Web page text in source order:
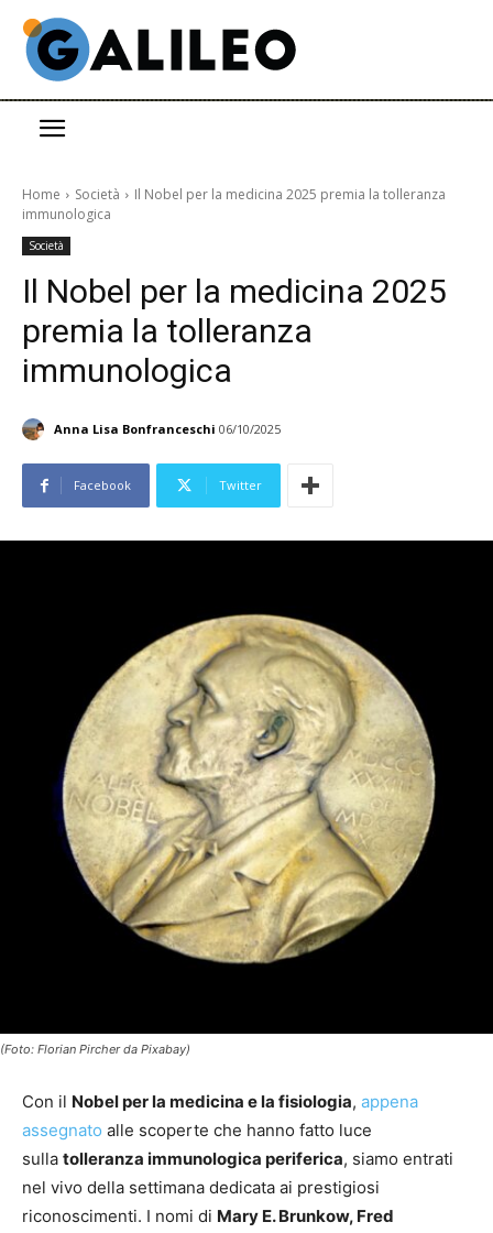
Home Società
Il Nobel per la medicina 2025 premia la tolleranza
immunologica
Società
Il Nobel per la medicina 2025
premia la tolleranza
immunologica
Anna Lisa Bonfranceschi 06/10/2025
Facebook Twitter
(Foto: Florian Pircher da Pixabay)
Con il Nobel per la medicina e la fisiologia, appena
assegnato alle scoperte che hanno fatto luce
sulla tolleranza immunologica periferica, siamo entrati
nel vivo della settimana dedicata ai prestigiosi
riconoscimenti. I nomi di Mary E. Brunkow, Fred